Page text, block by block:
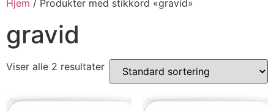
Hjem / Produkter med stikkord «gravid»
gravid
Viser alle 2 resultater